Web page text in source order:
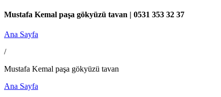
Mustafa Kemal paşa gökyüzü tavan | 0531 353 32 37
Ana Sayfa
/
Mustafa Kemal paşa gökyüzü tavan
Ana Sayfa